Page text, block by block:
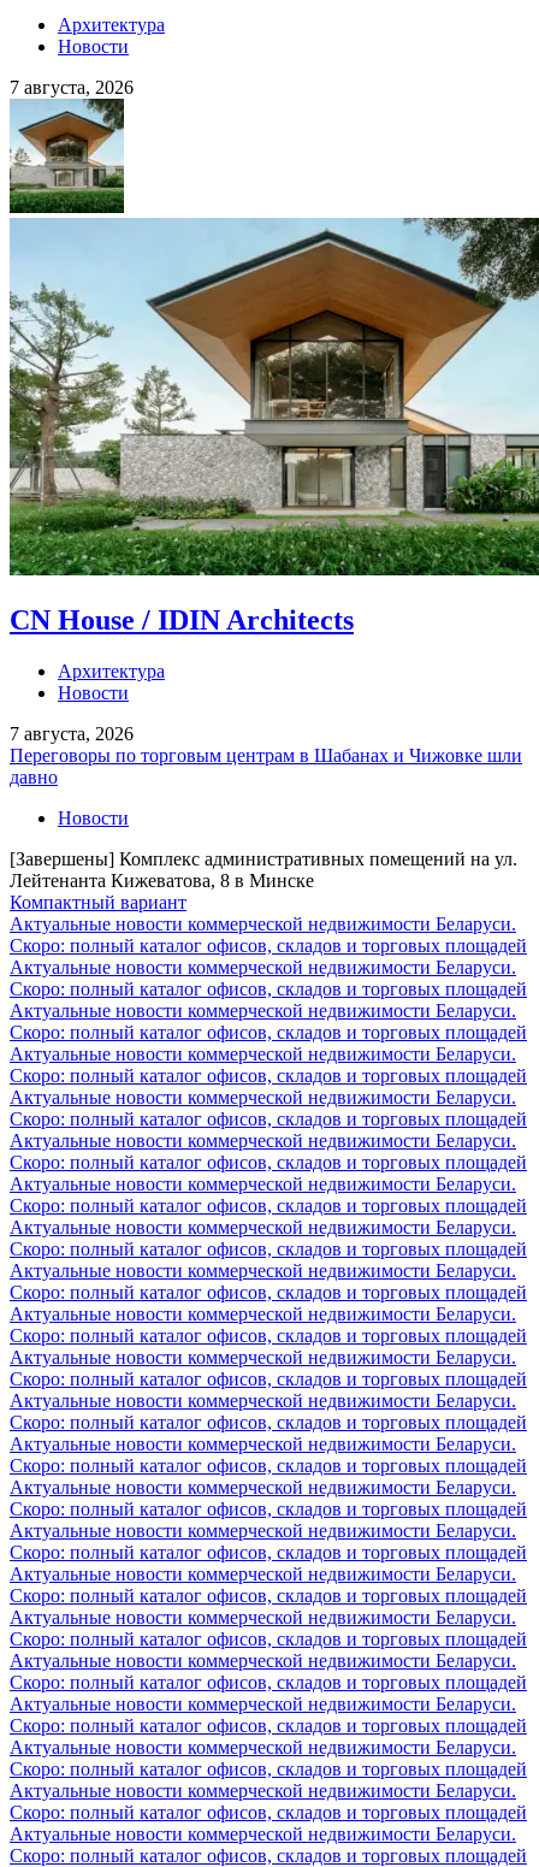
Архитектура
Новости
7 августа, 2026
CN House / IDIN Architects
Архитектура
Новости
7 августа, 2026
Переговоры по торговым центрам в Шабанах и Чижовке шли
давно
Новости
[Завершены] Комплекс административных помещений на ул.
Лейтенанта Кижеватова, 8 в Минске
Компактный вариант
Актуальные новости коммерческой недвижимости Беларуси.
Скоро: полный каталог офисов, складов и торговых площадей
Актуальные новости коммерческой недвижимости Беларуси.
Скоро: полный каталог офисов, складов и торговых площадей
Актуальные новости коммерческой недвижимости Беларуси.
Скоро: полный каталог офисов, складов и торговых площадей
Актуальные новости коммерческой недвижимости Беларуси.
Скоро: полный каталог офисов, складов и торговых площадей
Актуальные новости коммерческой недвижимости Беларуси.
Скоро: полный каталог офисов, складов и торговых площадей
Актуальные новости коммерческой недвижимости Беларуси.
Скоро: полный каталог офисов, складов и торговых площадей
Актуальные новости коммерческой недвижимости Беларуси.
Скоро: полный каталог офисов, складов и торговых площадей
Актуальные новости коммерческой недвижимости Беларуси.
Скоро: полный каталог офисов, складов и торговых площадей
Актуальные новости коммерческой недвижимости Беларуси.
Скоро: полный каталог офисов, складов и торговых площадей
Актуальные новости коммерческой недвижимости Беларуси.
Скоро: полный каталог офисов, складов и торговых площадей
Актуальные новости коммерческой недвижимости Беларуси.
Скоро: полный каталог офисов, складов и торговых площадей
Актуальные новости коммерческой недвижимости Беларуси.
Скоро: полный каталог офисов, складов и торговых площадей
Актуальные новости коммерческой недвижимости Беларуси.
Скоро: полный каталог офисов, складов и торговых площадей
Актуальные новости коммерческой недвижимости Беларуси.
Скоро: полный каталог офисов, складов и торговых площадей
Актуальные новости коммерческой недвижимости Беларуси.
Скоро: полный каталог офисов, складов и торговых площадей
Актуальные новости коммерческой недвижимости Беларуси.
Скоро: полный каталог офисов, складов и торговых площадей
Актуальные новости коммерческой недвижимости Беларуси.
Скоро: полный каталог офисов, складов и торговых площадей
Актуальные новости коммерческой недвижимости Беларуси.
Скоро: полный каталог офисов, складов и торговых площадей
Актуальные новости коммерческой недвижимости Беларуси.
Скоро: полный каталог офисов, складов и торговых площадей
Актуальные новости коммерческой недвижимости Беларуси.
Скоро: полный каталог офисов, складов и торговых площадей
Актуальные новости коммерческой недвижимости Беларуси.
Скоро: полный каталог офисов, складов и торговых площадей
Актуальные новости коммерческой недвижимости Беларуси.
Скоро: полный каталог офисов, складов и торговых площадей